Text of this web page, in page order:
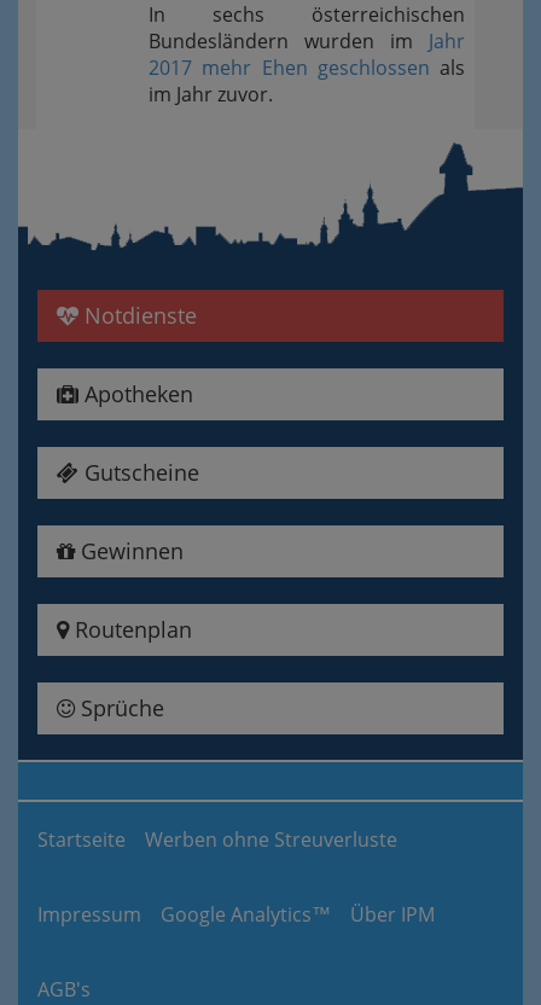
In sechs österreichischen
Bundesländern wurden im Jahr
2017 mehr Ehen geschlossen als
im Jahr zuvor.
Notdienste
Apotheken
Gutscheine
Gewinnen
Routenplan
Sprüche
Startseite Werben ohne Streuverluste
Impressum Google Analytics™ Über IPM
AGB's